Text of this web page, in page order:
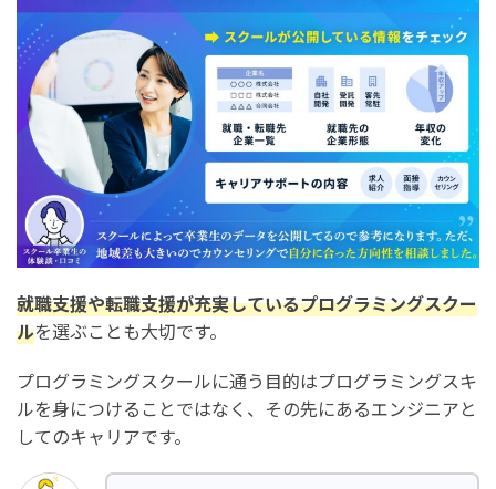
就職支援や転職支援が充実しているプログラミングスクー
ルを選ぶことも大切です。
プログラミングスクールに通う目的はプログラミングスキ
ルを身につけることではなく、その先にあるエンジニアと
してのキャリアです。